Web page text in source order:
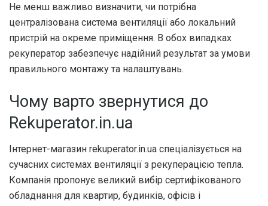
Не менш важливо визначити, чи потрібна
централізована система вентиляції або локальний
пристрій на окреме приміщення. В обох випадках
рекуператор забезпечує надійний результат за умови
правильного монтажу та налаштувань.
Чому варто звернутися до
Rekuperator.in.ua
Інтернет-магазин rekuperator.in.ua спеціалізується на
сучасних системах вентиляції з рекуперацією тепла.
Компанія пропонує великий вибір сертифікованого
обладнання для квартир, будинків, офісів і